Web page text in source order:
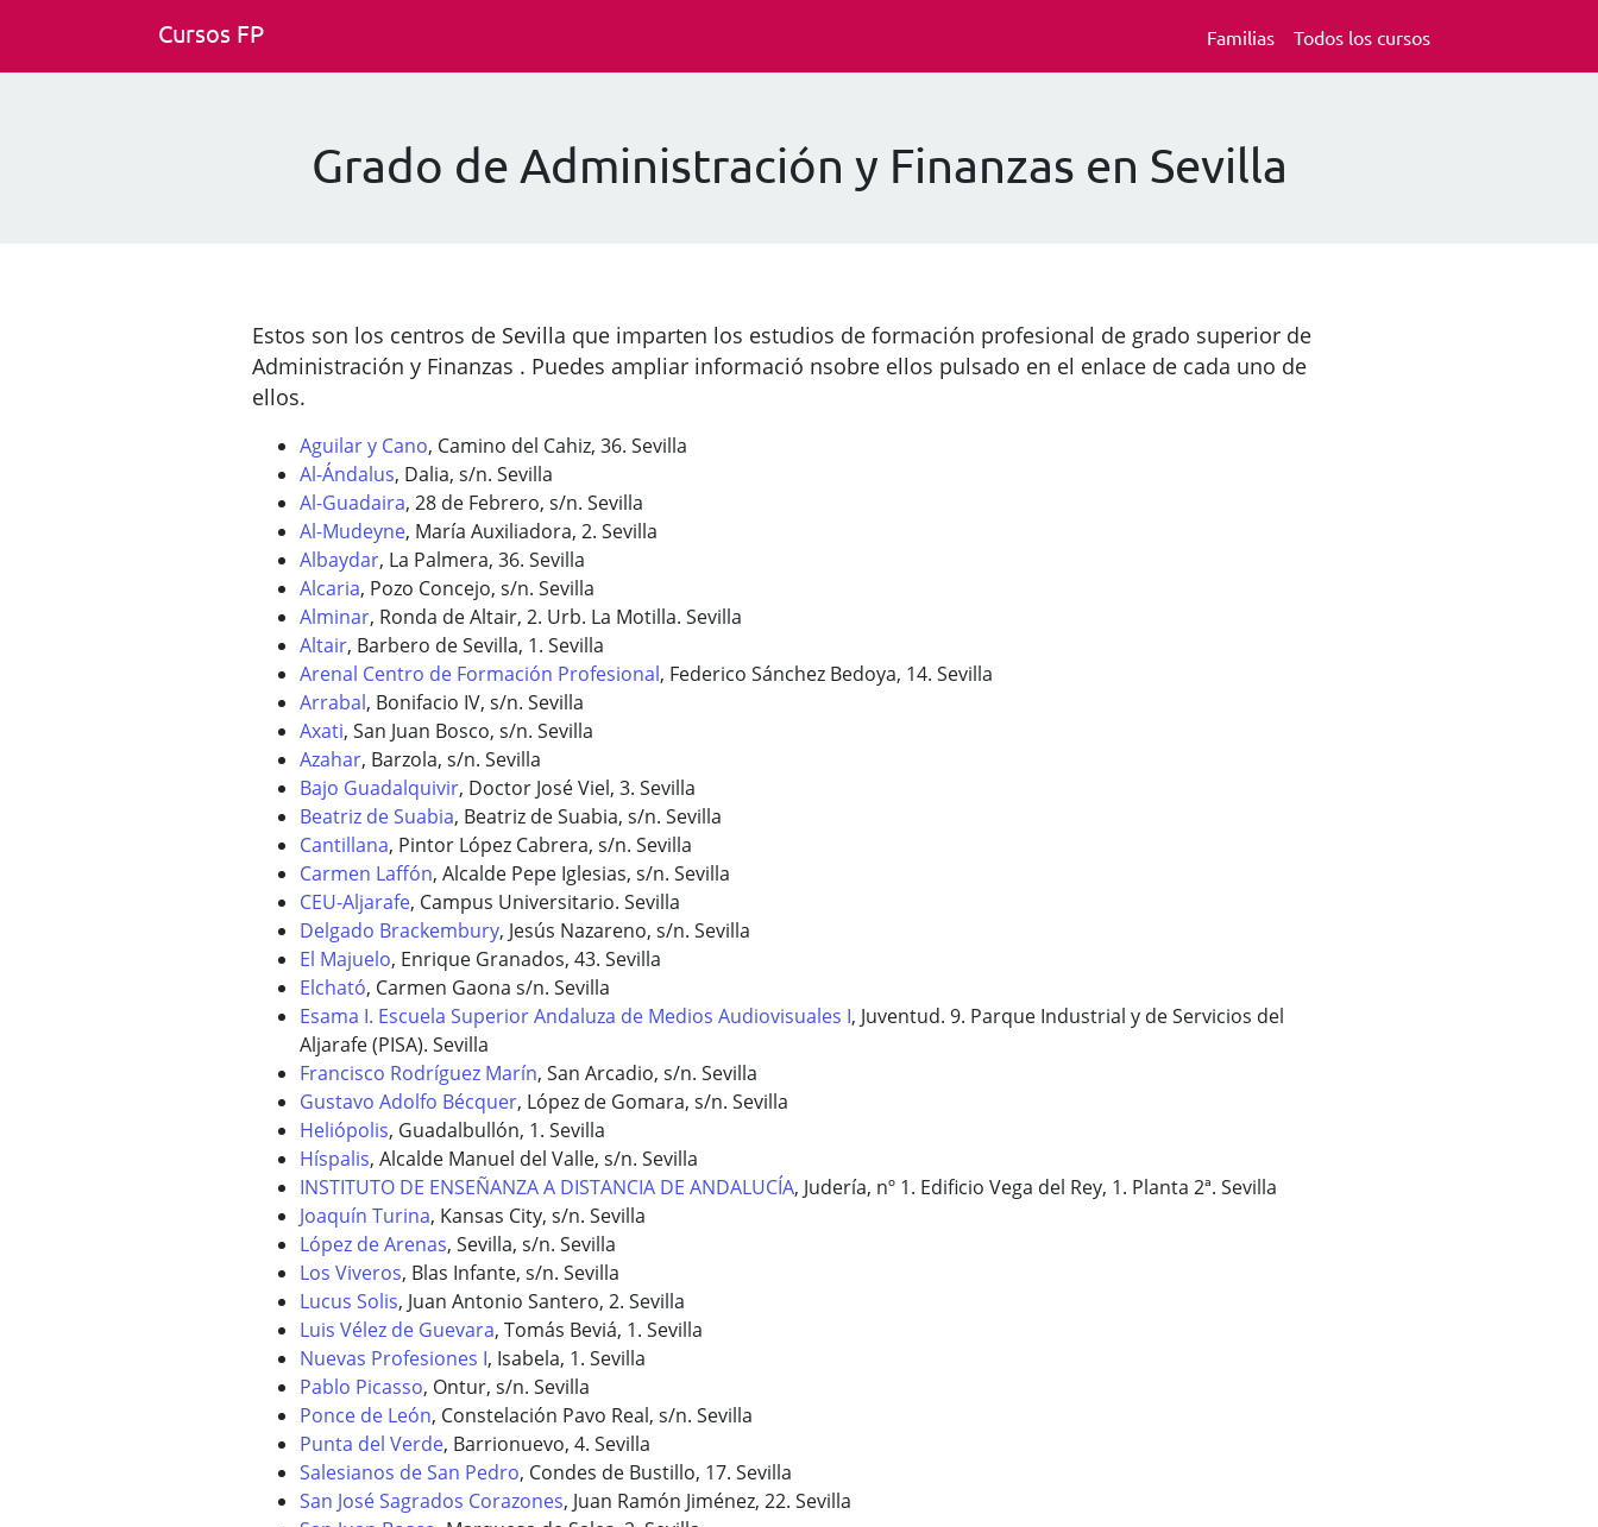
Cursos FP Familias Todos los cursos
Grado de Administración y Finanzas en Sevilla
Estos son los centros de Sevilla que imparten los estudios de formación profesional de grado superior de
Administración y Finanzas . Puedes ampliar informació nsobre ellos pulsado en el enlace de cada uno de
ellos.
Aguilar y Cano, Camino del Cahiz, 36. Sevilla
Al-Ándalus, Dalia, s/n. Sevilla
Al-Guadaira, 28 de Febrero, s/n. Sevilla
Al-Mudeyne, María Auxiliadora, 2. Sevilla
Albaydar, La Palmera, 36. Sevilla
Alcaria, Pozo Concejo, s/n. Sevilla
Alminar, Ronda de Altair, 2. Urb. La Motilla. Sevilla
Altair, Barbero de Sevilla, 1. Sevilla
Arenal Centro de Formación Profesional, Federico Sánchez Bedoya, 14. Sevilla
Arrabal, Bonifacio IV, s/n. Sevilla
Axati, San Juan Bosco, s/n. Sevilla
Azahar, Barzola, s/n. Sevilla
Bajo Guadalquivir, Doctor José Viel, 3. Sevilla
Beatriz de Suabia, Beatriz de Suabia, s/n. Sevilla
Cantillana, Pintor López Cabrera, s/n. Sevilla
Carmen Laffón, Alcalde Pepe Iglesias, s/n. Sevilla
CEU-Aljarafe, Campus Universitario. Sevilla
Delgado Brackembury, Jesús Nazareno, s/n. Sevilla
El Majuelo, Enrique Granados, 43. Sevilla
Elcható, Carmen Gaona s/n. Sevilla
Esama I. Escuela Superior Andaluza de Medios Audiovisuales I, Juventud. 9. Parque Industrial y de Servicios del
Aljarafe (PISA). Sevilla
Francisco Rodríguez Marín, San Arcadio, s/n. Sevilla
Gustavo Adolfo Bécquer, López de Gomara, s/n. Sevilla
Heliópolis, Guadalbullón, 1. Sevilla
Híspalis, Alcalde Manuel del Valle, s/n. Sevilla
INSTITUTO DE ENSEÑANZA A DISTANCIA DE ANDALUCÍA, Judería, nº 1. Edificio Vega del Rey, 1. Planta 2ª. Sevilla
Joaquín Turina, Kansas City, s/n. Sevilla
López de Arenas, Sevilla, s/n. Sevilla
Los Viveros, Blas Infante, s/n. Sevilla
Lucus Solis, Juan Antonio Santero, 2. Sevilla
Luis Vélez de Guevara, Tomás Beviá, 1. Sevilla
Nuevas Profesiones I, Isabela, 1. Sevilla
Pablo Picasso, Ontur, s/n. Sevilla
Ponce de León, Constelación Pavo Real, s/n. Sevilla
Punta del Verde, Barrionuevo, 4. Sevilla
Salesianos de San Pedro, Condes de Bustillo, 17. Sevilla
San José Sagrados Corazones, Juan Ramón Jiménez, 22. Sevilla